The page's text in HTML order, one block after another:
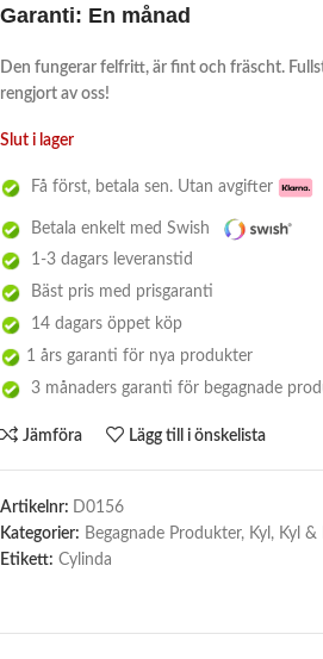
Garanti: En månad
Den fungerar felfritt, är fint och fräscht.
rengjort av oss!
Slut i lager
Få först, betala sen. Utan avgifter
Betala enkelt med Swish
1-3 dagars leveranstid
Bäst pris med prisgaranti
14 dagars öppet köp
1 års garanti för nya produkter
3 månaders garanti för begagnade
Jämföra Lägg till i önskelista
Artikelnr: D0156
Kategorier: Begagnade Produkter, Kyl , Kyl &
Etikett: Cylinda